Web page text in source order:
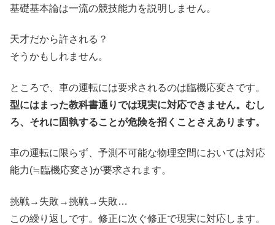
基礎基本論は一流の競技能力を説明しません。
天才だから許される？
そうかもしれません。
ところで、車の運転には要求されるのは臨機応変さです。
型にはまった教科書通りでは現実に対応できません。むし
ろ、それに固執することが危険を招くことさえあります。
車の運転に限らず、予測不可能な物理空間においては対応
能力(≒臨機応変さ)が要求されます。
挑戦→失敗→挑戦→失敗…
この繰り返しです。修正に次ぐ修正で現実に対応します。